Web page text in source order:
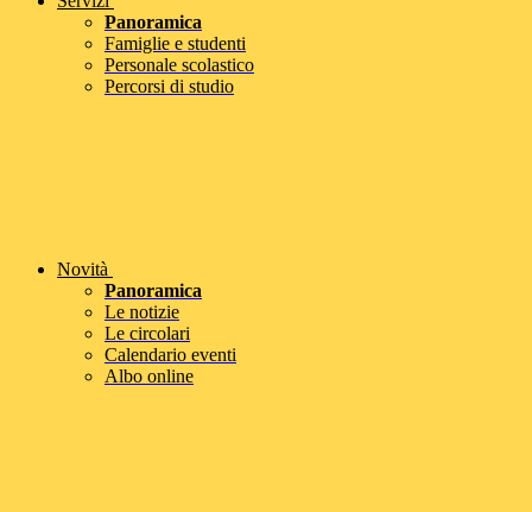
Panoramica
Famiglie e studenti
Personale scolastico
Percorsi di studio
Novità
Panoramica
Le notizie
Le circolari
Calendario eventi
Albo online